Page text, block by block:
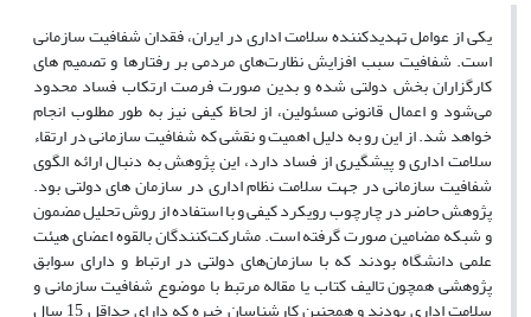
یکی از عوامل تهدیدکننده سلامت اداری در ایران، فقدان شفافیت سازمانی
است. شفافیت سبب افزایش نظارت‌های مردمی بر رفتارها و تصمیم های
کارگزاران بخش دولتی شده و بدین صورت فرصت ارتکاب فساد محدود
می‌شود و اعمال قانونی مسئولین، از لحاظ کیفی نیز به طور مطلوب انجام
خواهد شد. از این رو به دلیل اهمیت و نقشی که شفافیت سازمانی در ارتقاء
سلامت اداری و پیشگیری از فساد دارد، این پژوهش به دنبال ارائه الگوی
شفافیت سازمانی در جهت سلامت نظام اداری در سازمان های دولتی بود.
پژوهش حاضر در چارچوب رویکرد کیفی و با استفاده از روش تحلیل مضمون
و شبکه مضامین صورت گرفته است. مشارکت‌کنندگان بالقوه اعضای هیئت
علمی دانشگاه بودند که با سازمان‌های دولتی در ارتباط و دارای سوابق
پژوهشی همچون تالیف کتاب یا مقاله مرتبط با موضوع شفافیت سازمانی و
سلامت اداری بودند و همچنین کارشناسان خبره که دارای حداقل 15 سال